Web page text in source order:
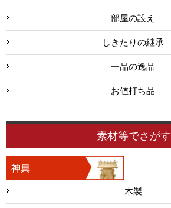
部屋の設え
しきたりの継承
一品の逸品
お値打ち品
素材等でさがす
木製